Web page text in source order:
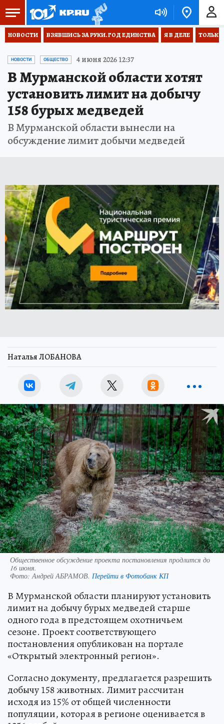
НОВОСТИ ВЗЯВШИСЬ ЗА РУКИ. ГОД ЕДИНСТВА Я В ДЕЛЕ ТОЛЬКО
НОВОСТИ ОБЩЕСТВО 4 июня 2026 12:37
В Мурманской области хотят
установить лимит на добычу
158 бурых медведей
В Мурманской области вынесли на
обсуждение лимит добычи медведей
Наталья ЛОБАНОВА
Общественное обсуждение проекта постановления продлится до
16 июня.
Фото: Андрей АБРАМОВ. Перейти в Фотобанк КП
В Мурманской области планируют установить
лимит на добычу бурых медведей старше
одного года в предстоящем охотничьем
сезоне. Проект соответствующего
постановления опубликован на портале
«Открытый электронный регион».
Согласно документу, предлагается разрешить
добычу 158 животных. Лимит рассчитан
исходя из 15% от общей численности
популяции, которая в регионе оценивается в